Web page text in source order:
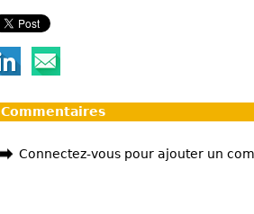
Commentaires
Connectez-vous pour ajouter un